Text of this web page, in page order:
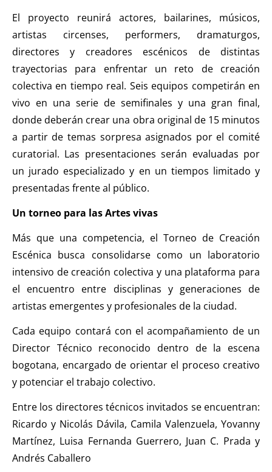
El proyecto reunirá actores, bailarines, músicos,
artistas circenses, performers, dramaturgos,
directores y creadores escénicos de distintas
trayectorias para enfrentar un reto de creación
colectiva en tiempo real. Seis equipos competirán en
vivo en una serie de semifinales y una gran final,
donde deberán crear una obra original de 15 minutos
a partir de temas sorpresa asignados por el comité
curatorial. Las presentaciones serán evaluadas por
un jurado especializado y en un tiempos limitado y
presentadas frente al público.
Un torneo para las Artes vivas
Más que una competencia, el Torneo de Creación
Escénica busca consolidarse como un laboratorio
intensivo de creación colectiva y una plataforma para
el encuentro entre disciplinas y generaciones de
artistas emergentes y profesionales de la ciudad.
Cada equipo contará con el acompañamiento de un
Director Técnico reconocido dentro de la escena
bogotana, encargado de orientar el proceso creativo
y potenciar el trabajo colectivo.
Entre los directores técnicos invitados se encuentran:
Ricardo y Nicolás Dávila, Camila Valenzuela, Yovanny
Martínez, Luisa Fernanda Guerrero, Juan C. Prada y
Andrés Caballero